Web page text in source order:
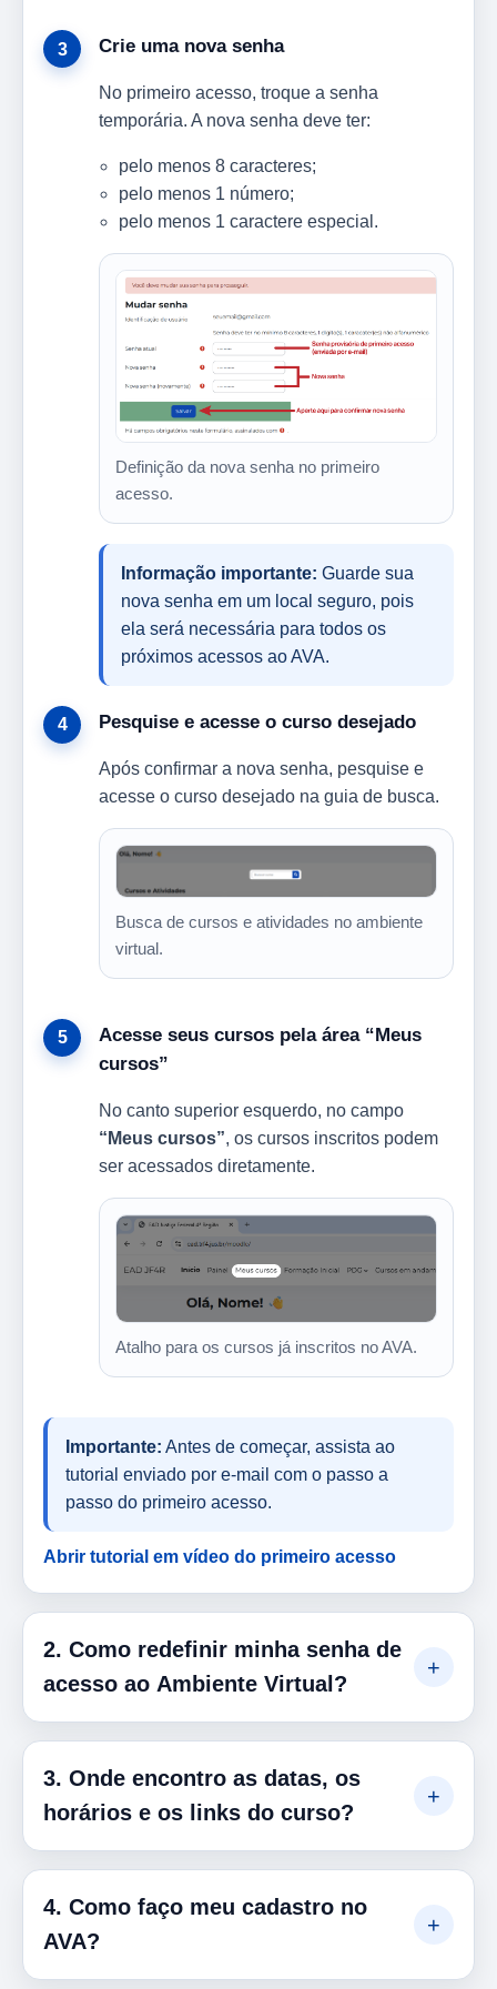
Crie uma nova senha
No primeiro acesso, troque a senha
temporária. A nova senha deve ter:
pelo menos 8 caracteres;
pelo menos 1 número;
pelo menos 1 caractere especial.
Definição da nova senha no primeiro
acesso.
Informação importante: Guarde sua
nova senha em um local seguro, pois
ela será necessária para todos os
próximos acessos ao AVA.
Pesquise e acesse o curso desejado
Após confirmar a nova senha, pesquise e
acesse o curso desejado na guia de busca.
Busca de cursos e atividades no ambiente
virtual.
Acesse seus cursos pela área “Meus
cursos”
No canto superior esquerdo, no campo
“Meus cursos”, os cursos inscritos podem
ser acessados diretamente.
Atalho para os cursos já inscritos no AVA.
Importante: Antes de começar, assista ao
tutorial enviado por e-mail com o passo a
passo do primeiro acesso.
Abrir tutorial em vídeo do primeiro acesso
2. Como redefinir minha senha de
acesso ao Ambiente Virtual?
+
nova, siga estes passos:
Abrir recuperação direta de senha
Acesse a tela de login do AVA
3. Onde encontro as datas, os
horários e os links do curso?
+
consulte estes dois espaços no AVA:
4. Como faço meu cadastro no
AVA?
+